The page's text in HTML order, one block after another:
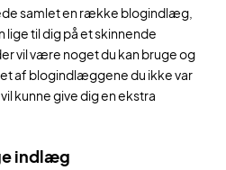
samlet en række blogindlæg,
til dig på et skinnende
vil være noget du kan bruge og
af blogindlæggene du ikke var
kunne give dig en ekstra
indlæg